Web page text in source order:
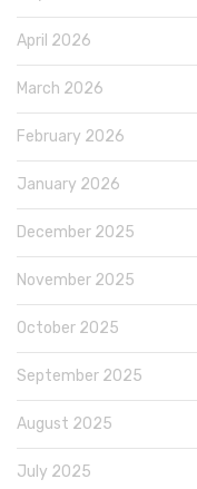
April 2026
March 2026
February 2026
January 2026
December 2025
November 2025
October 2025
September 2025
August 2025
July 2025